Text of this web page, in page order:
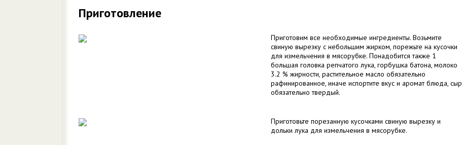
Приготовление
Приготовим все необходимые ингредиенты. Возьмите
свиную вырезку с небольшим жирком, порежьте на кусочки
для измельчения в мясорубке. Понадобится также 1
большая головка репчатого лука, горбушка батона, молоко
3.2 % жирности, растительное масло обязательно
рафинированное, иначе испортите вкус и аромат блюда, сыр
обязательно твердый.
Приготовьте порезанную кусочками свиную вырезку и
дольки лука для измельчения в мясорубке.